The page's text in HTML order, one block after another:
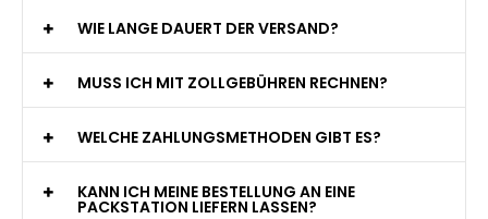
WIE LANGE DAUERT DER VERSAND?
MUSS ICH MIT ZOLLGEBÜHREN RECHNEN?
WELCHE ZAHLUNGSMETHODEN GIBT ES?
KANN ICH MEINE BESTELLUNG AN EINE
PACKSTATION LIEFERN LASSEN?